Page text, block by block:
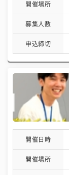
開催場所
募集人数
申込締切
開催日時
開催場所